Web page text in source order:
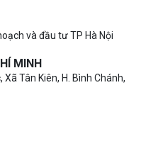
và đầu tư TP Hà Nội
MINH
Tân Kiên, H. Bình Chánh,